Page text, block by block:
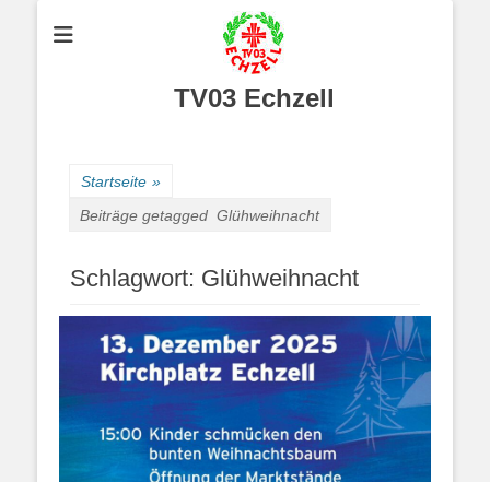
TV03 Echzell
Startseite »
Beiträge getagged Glühweihnacht
Schlagwort: Glühweihnacht